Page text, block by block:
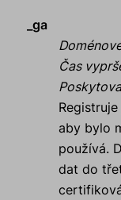
_ga
Čas
aby bylo
používá.
dat do